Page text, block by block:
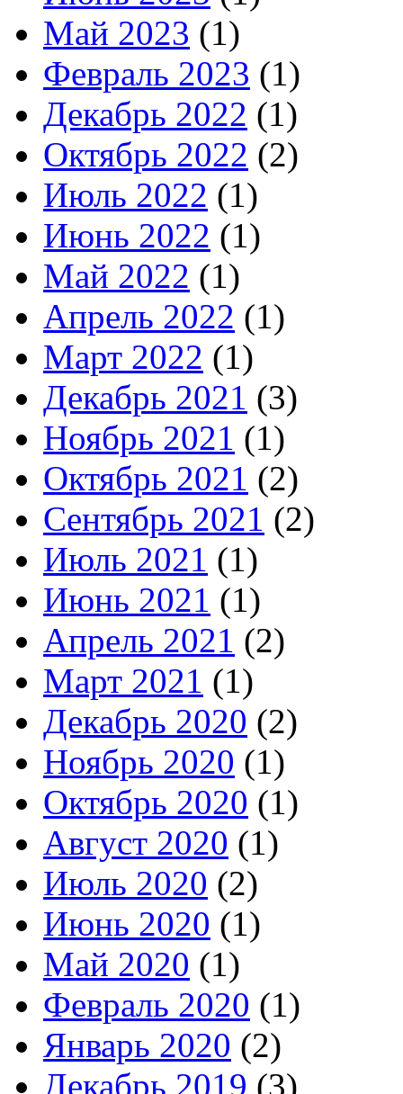
Май 2023 (1)
Февраль 2023 (1)
Декабрь 2022 (1)
Октябрь 2022 (2)
Июль 2022 (1)
Июнь 2022 (1)
Май 2022 (1)
Апрель 2022 (1)
Март 2022 (1)
Декабрь 2021 (3)
Ноябрь 2021 (1)
Октябрь 2021 (2)
Сентябрь 2021 (2)
Июль 2021 (1)
Июнь 2021 (1)
Апрель 2021 (2)
Март 2021 (1)
Декабрь 2020 (2)
Ноябрь 2020 (1)
Октябрь 2020 (1)
Август 2020 (1)
Июль 2020 (2)
Июнь 2020 (1)
Май 2020 (1)
Февраль 2020 (1)
Январь 2020 (2)
Декабрь 2019 (3)